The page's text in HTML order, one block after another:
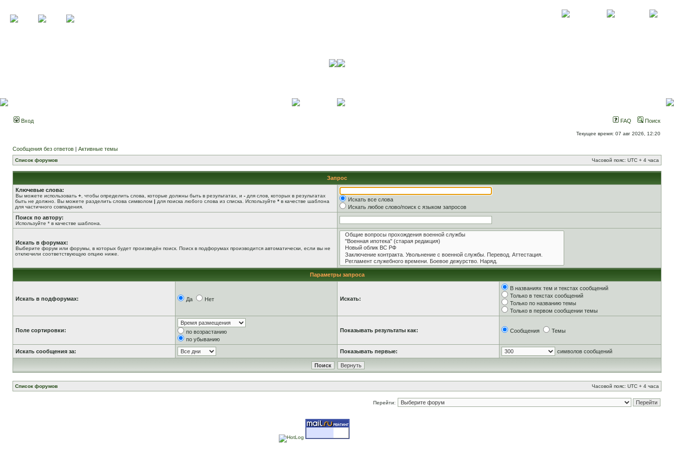
Вход FAQ Поиск
Текущее время: 07 авг 2026, 12:20
Сообщения без ответов | Активные темы
Список форумов Часовой пояс: UTC + 4 часа
Запрос
Ключевые слова:
Вы можете использовать + , чтобы определить слова, которые должны быть в результатах, и - для слов, которых в результатах
быть не должно. Вы можете разделить слова символом | для поиска любого слова из списка. Используйте * в качестве шаблона
для частичного совпадения.
Искать все слова
Искать любое слово/поиск с языком запросов
Поиск по автору:
Используйте * в качестве шаблона.
Искать в форумах:
Выберите форум или форумы, в которых будет произведён поиск. Поиск в подфорумах производится автоматически, если вы не
отключили соответствующую опцию ниже.
Параметры запроса
Искать в подфорумах: Да Нет Искать:
В названиях тем и текстах сообщений
Только в текстах сообщений
Только по названию темы
Только в первом сообщении темы
Поле сортировки:
по возрастанию
по убыванию
Показывать результаты как: Сообщения Темы
Искать сообщения за: Показывать первые: символов сообщений
Список форумов Часовой пояс: UTC + 4 часа
Перейти: